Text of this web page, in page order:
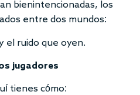
bienintencionadas, los
entre dos mundos:
el ruido que oyen.
jugadores
tienes cómo: